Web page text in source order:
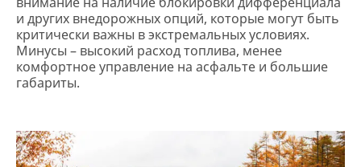
и других внедорожных опций, которые могут быть
критически важны в экстремальных условиях.
Минусы – высокий расход топлива, менее
комфортное управление на асфальте и большие
габариты.